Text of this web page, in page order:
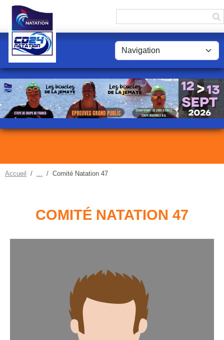
Accueil Comité Natation 47
COMITÉ NATATION 47
Panneau de gestion des cookies